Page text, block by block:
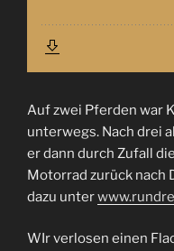
Auf zwei Pferden war
unterwegs. Nach drei
er dann durch Zufall
Motorrad zurück nach
dazu unter
WIr verlosen einen